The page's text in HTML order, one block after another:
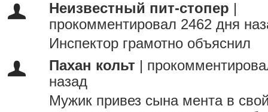
Неизвестный пит-стопер
прокомментировал 2462 дня
Инспектор грамотно объяснил
Пахан кольт
назад
Мужик привез сына мента в